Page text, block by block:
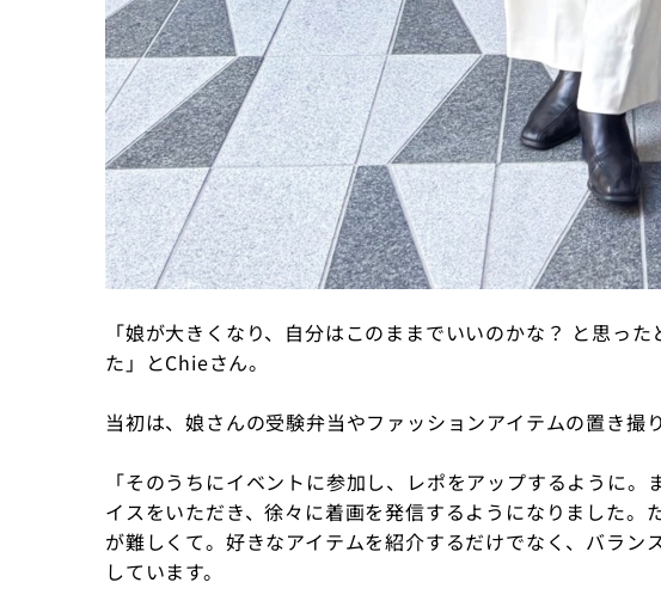
「娘が大きくなり、自分はこのままでいいのかな？ と思っ
た」とChieさん。
当初は、娘さんの受験弁当やファッションアイテムの置き撮
「そのうちにイベントに参加し、レポをアップするように
イスをいただき、徐々に着画を発信するようになりました。
が難しくて。好きなアイテムを紹介するだけでなく、バラン
しています。